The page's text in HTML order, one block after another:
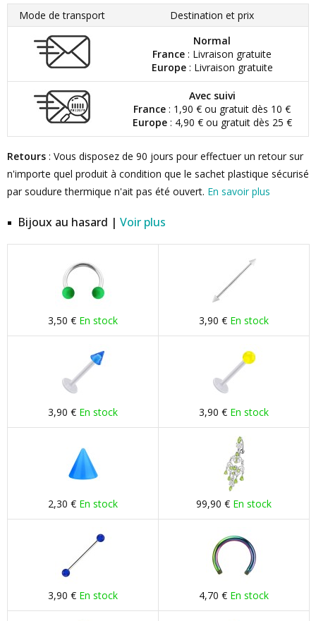
Mode de transport
Destination et prix
Normal
France : Livraison gratuite
Europe: Livraison gratuite
Avec suivi
France : 1,90 € ou gratuit dès 10 €
Europe: 4,90 € ou gratuit dès 25 €
Retours : Vous disposez de 90 jours pour effectuer un retour sur
n'importe quel produit à condition que le sachet plastique sécurisé
par soudure thermique n'ait pas été ouvert. En savoir plus
Bijoux au hasard | Voir plus
3,50 € En stock 3,90 € En stock
3,90 € En stock 3,90 € En stock
2,30 € En stock 99,90 € En stock
3,90 € En stock 4,70 € En stock